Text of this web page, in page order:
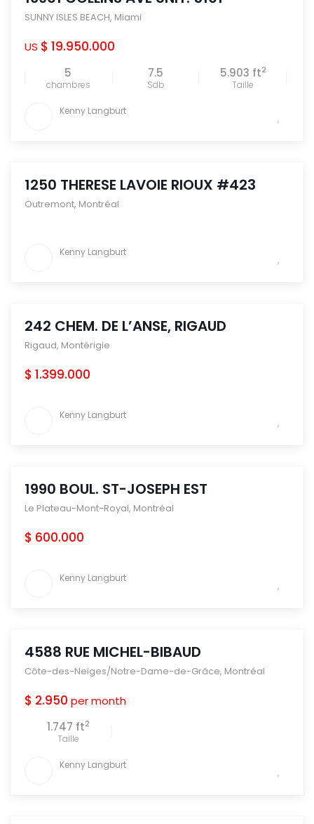
SUNNY ISLES BEACH, Miami
US $ 19.950.000
5
chambres
7.5
Sdb
5.903 ft2
Taille
Kenny Langburt
1250 THERESE LAVOIE RIOUX #423
Outremont, Montréal
Kenny Langburt
242 CHEM. DE L’ANSE, RIGAUD
Rigaud, Montérigie
$ 1.399.000
Kenny Langburt
1990 BOUL. ST-JOSEPH EST
Le Plateau-Mont-Royal, Montréal
$ 600.000
Kenny Langburt
4588 RUE MICHEL-BIBAUD
Côte-des-Neiges/Notre-Dame-de-Grâce, Montréal
$ 2.950 per month
1.747 ft2
Taille
Kenny Langburt